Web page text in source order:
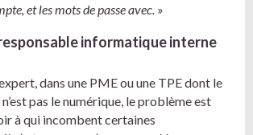
et les mots de passe avec. »
informatique interne
dans une PME ou une TPE dont le
pas le numérique, le problème est
à qui incombent certaines